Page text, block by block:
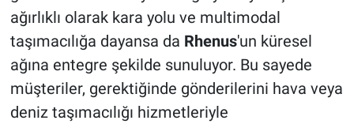
ağırlıklı olarak kara yolu ve multimodal
taşımacılığa dayansa da Rhenus'un küresel
ağına entegre şekilde sunuluyor. Bu sayede
müşteriler, gerektiğinde gönderilerini hava veya
deniz taşımacılığı hizmetleriyle